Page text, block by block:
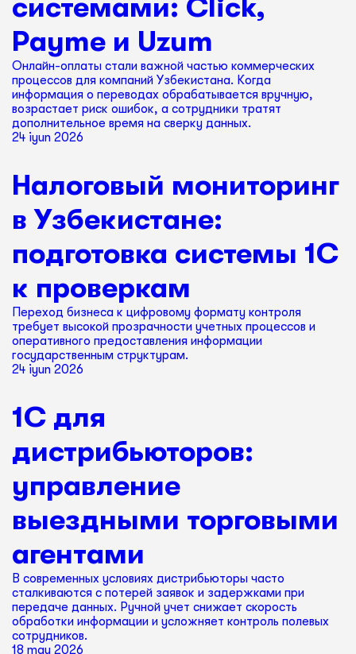
системами: Click,
Payme и Uzum
Онлайн-оплаты стали важной частью коммерческих
процессов для компаний Узбекистана. Когда
информация о переводах обрабатывается вручную,
возрастает риск ошибок, а сотрудники тратят
дополнительное время на сверку данных.
24 iyun 2026
Налоговый мониторинг
в Узбекистане:
подготовка системы 1С
к проверкам
Переход бизнеса к цифровому формату контроля
требует высокой прозрачности учетных процессов и
оперативного предоставления информации
государственным структурам.
24 iyun 2026
1С для
дистрибьюторов:
управление
выездными торговыми
агентами
В современных условиях дистрибьюторы часто
сталкиваются с потерей заявок и задержками при
передаче данных. Ручной учет снижает скорость
обработки информации и усложняет контроль полевых
сотрудников.
18 may 2026